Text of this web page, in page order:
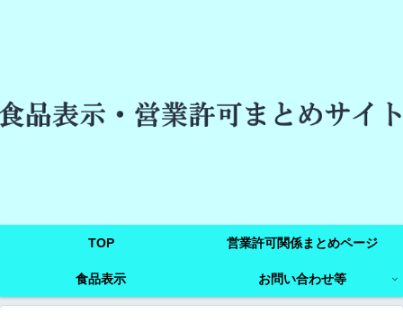
TOP 営業許可関係まとめページ
食品表示 お問い合わせ等